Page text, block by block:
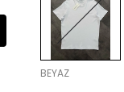
BEYAZ